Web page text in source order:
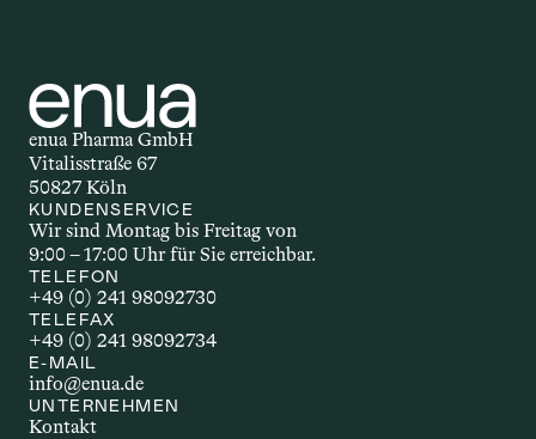
oder Creme: Die Form der Anwendung
beeinflusst, wie schnell und wie stark
der Wirkstoff wirkt. Welche
Applikationsform gewählt wird, hängt
unter anderem vom Wirkstoff selbst,
dem gewünschten Effekt und den
individuellen Bedürfnissen ab.
AUTOIMMUNERKR
ANKUNG
enua Pharma GmbH
Vitalisstraße 67
50827 Köln
KUNDENSERVICE
Wir sind Montag bis Freitag von
9:00 – 17:00 Uhr für Sie erreichbar.
TELEFON
+49 (0) 241 98092730
TELEFAX
+49 (0) 241 98092734
E-MAIL
info@enua.de
UNTERNEHMEN
Kontakt